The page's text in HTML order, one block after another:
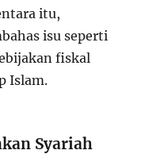
itu,
isu seperti
fiskal
Islam.
Syariah